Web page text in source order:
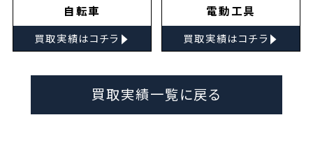
自転車
買取実績はコチラ ▸
電動工具
買取実績はコチラ ▸
買取実績一覧に戻る